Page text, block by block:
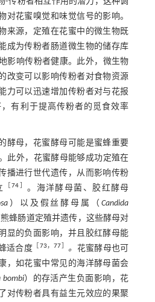
对花蜜嗅觉和味觉信号的影响。
来源，定殖在花蜜中的微生物既
成为传粉者肠道微生物的储存库
影响传粉者健康。此外，微生物
改变可以影响传粉者对食物资源
力可以迅速增加传粉者对与花报
有利于提高传粉者的觅食效率
酵母，花蜜酵母可能是蜜蜂重要
此外，花蜜酵母能够成功定殖在
播进行世代遗传，从而影响传粉
［74
。海洋酵母菌、胶红酵母
）以及假丝酵母属（Candida
蜂肠道定殖并遗传，这些酵母对
显的负面影响，并且胶红酵母能
适合度
73，77 。 花蜜酵母也可
，如花蜜中常见的海洋酵母菌会
bombi）的存活产生负面影响，花
对传粉者具有益生元效应的果聚